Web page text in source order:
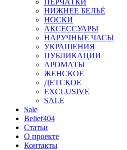
ПЕРЧАТКИ
НИЖНЕЕ БЕЛЬЁ
НОСКИ
АКСЕССУАРЫ
НАРУЧНЫЕ ЧАСЫ
УКРАШЕНИЯ
ПУБЛИКАЦИИ
АРОМАТЫ
ЖЕНСКОЕ
ДЕТСКОЕ
EXCLUSIVE
SALE
Sale
Belief404
Статьи
О проекте
Контакты